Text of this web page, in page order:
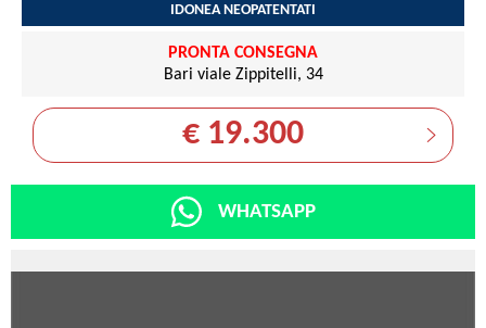
IDONEA NEOPATENTATI
PRONTA CONSEGNA
Bari viale Zippitelli, 34
€ 19.300
WHATSAPP